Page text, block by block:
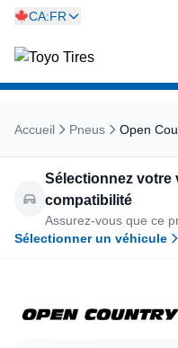
CA:FR
Accueil Pneus Open
Sélectionnez votre
compatibilité
Assurez-vous que ce
Sélectionner un véhicule